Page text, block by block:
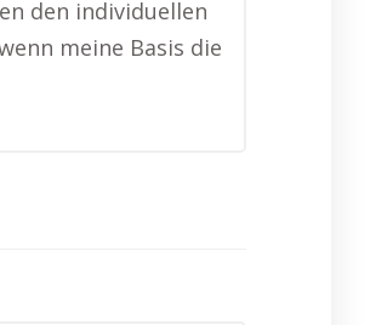
den individuellen
meine Basis die